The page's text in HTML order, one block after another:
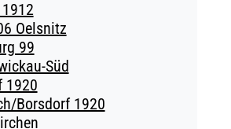
Oelsnitz
99
Süd
1920
​Borsdorf 1920